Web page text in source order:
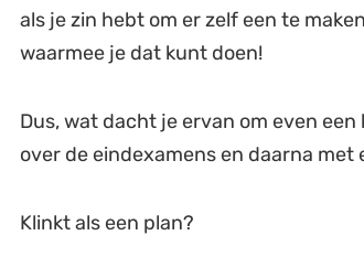
als je zin hebt om er zelf een te
waarmee je dat kunt doen!
Dus, wat dacht je ervan om even
over de eindexamens en daarna
Klinkt als een plan?